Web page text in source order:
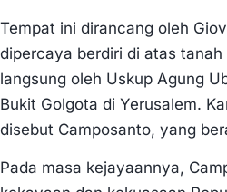
Tempat ini dirancang oleh
dipercaya berdiri di atas
langsung oleh Uskup Agung
Bukit Golgota di Yerusalem.
disebut Camposanto, yang
Pada masa kejayaannya,